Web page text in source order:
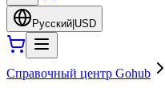
Русский USD
Справочный центр Gohub